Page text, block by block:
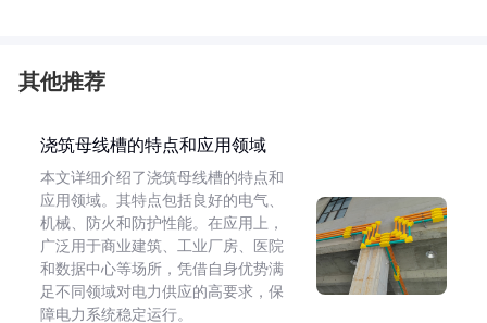
其他推荐
浇筑母线槽的特点和应用领域
本文详细介绍了浇筑母线槽的特点和
应用领域。其特点包括良好的电气、
机械、防火和防护性能。在应用上，
广泛用于商业建筑、工业厂房、医院
和数据中心等场所，凭借自身优势满
足不同领域对电力供应的高要求，保
障电力系统稳定运行。